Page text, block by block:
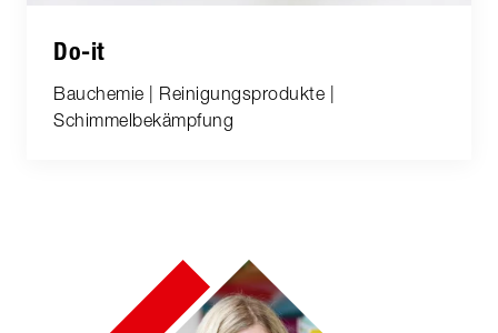
Do-it
Bauchemie | Reinigungsprodukte |
Schimmelbekämpfung